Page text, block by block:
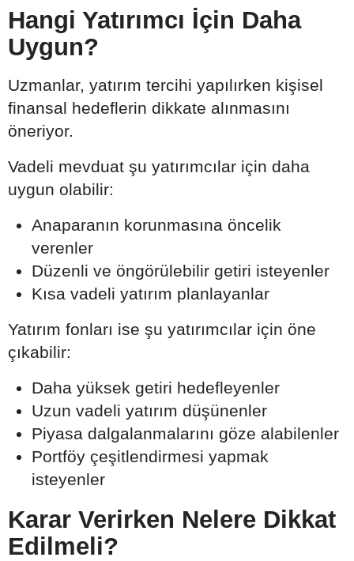
Hangi Yatırımcı İçin Daha
Uygun?
Uzmanlar, yatırım tercihi yapılırken kişisel
finansal hedeflerin dikkate alınmasını
öneriyor.
Vadeli mevduat şu yatırımcılar için daha
uygun olabilir:
Anaparanın korunmasına öncelik
verenler
Düzenli ve öngörülebilir getiri isteyenler
Kısa vadeli yatırım planlayanlar
Yatırım fonları ise şu yatırımcılar için öne
çıkabilir:
Daha yüksek getiri hedefleyenler
Uzun vadeli yatırım düşünenler
Piyasa dalgalanmalarını göze alabilenler
Portföy çeşitlendirmesi yapmak
isteyenler
Karar Verirken Nelere Dikkat
Edilmeli?